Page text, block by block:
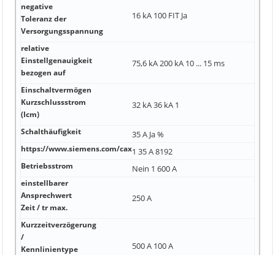
negative
Toleranz der
Versorgungsspannung
16 kA 100 FIT Ja
relative
Einstellgenauigkeit
bezogen auf
75,6 kA 200 kA 10 ... 15 ms
Einschaltvermögen
Kurzschlussstrom
(Icm)
32 kA 36 kA 1
Schalthäufigkeit 35 A Ja %
https://www.siemens.com/cax1 35 A 8192
Betriebsstrom Nein 1 600 A
einstellbarer
Ansprechwert
Zeit / tr max.
250 A
Kurzzeitverzögerung
/
Kennlinientype
500 A 100 A